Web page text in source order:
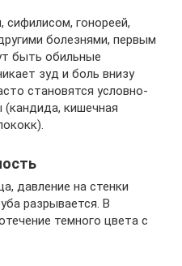
гонореей,
болезнями, первым
быть обильные
зуд и боль внизу
становятся условно-
(кандида, кишечная
давление на стенки
разрывается. В
темного цвета с